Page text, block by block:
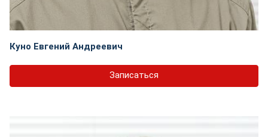
Куно Евгений Андреевич
Записаться